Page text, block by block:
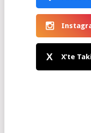
X X’te